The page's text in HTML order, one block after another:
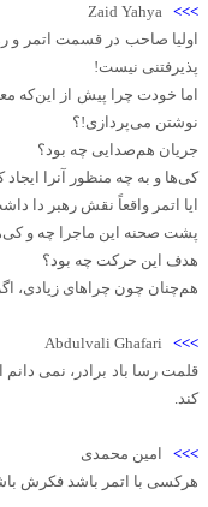
>>>
Zaid Yahya
اولیا صاحب در قسمت اتمر
پذیرفتنی نیست!
اما خودت چرا پیش از این‌که
نوشتن می‌پردازی!؟
جریان هم‌صدایی چه بود؟
کی‌ها و به چه منظور آنرا ایجاد
ایا اتمر واقعاً نقش رهبر دا
پشت صحنه این ماجرا چه و
هدف این حرکت چه بود؟
هم‌چنان چون چراهای زیادی،
>>>
Abdulvali Ghafari
قلمت رسا باد برادر، نمی
کند.
>>> امین محمدی
هرکسی با اتمر باشد فکرش